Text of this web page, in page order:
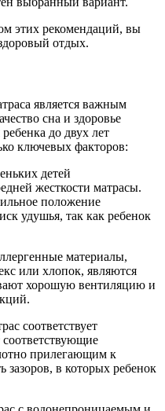
этих рекомендаций, вы
отдых.
является важным
сна и здоровье
до двух лет
ключевых факторов:
детей
жесткости матрасы.
положение
удушья, так как ребенок
материалы,
или хлопок, являются
хорошую вентиляцию и
соответствует
соответствующие
прилегающим к
зазоров, в которых ребенок